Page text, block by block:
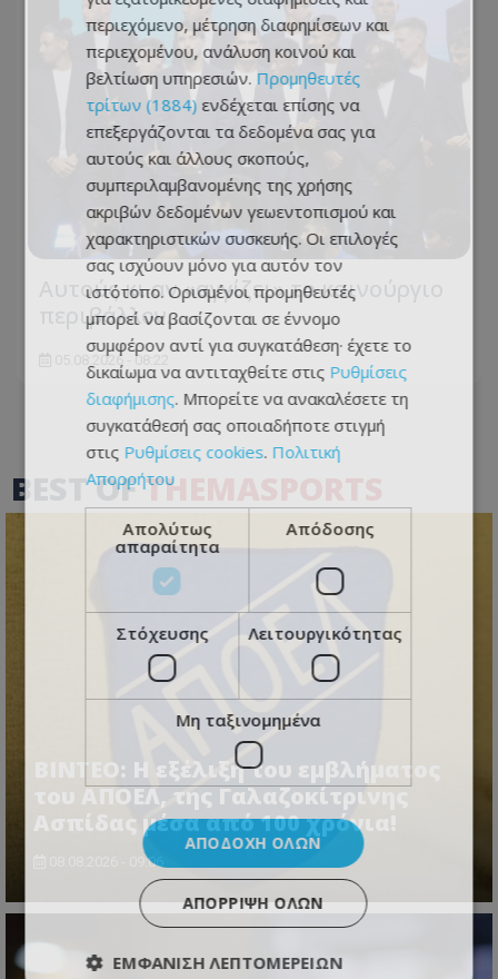
Αυτούς κι αν «αγγίζει» το καινούργιο
περιβάλλον…
05.08.2026 - 08:22
BEST OFTHEMASPORTS
ΒΙΝΤΕΟ: Η εξέλιξη του εμβλήματος
του ΑΠΟΕΛ, της Γαλαζοκίτρινης
Ασπίδας μέσα από 100 χρόνια!
08.08.2026 - 09:06
περιεχόμενο, μέτρηση διαφημίσεων και
περιεχομένου, ανάλυση κοινού και
βελτίωση υπηρεσιών. Προμηθευτές
τρίτων (1884) ενδέχεται επίσης να
επεξεργάζονται τα δεδομένα σας για
αυτούς και άλλους σκοπούς,
συμπεριλαμβανομένης της χρήσης
ακριβών δεδομένων γεωεντοπισμού και
χαρακτηριστικών συσκευής. Οι επιλογές
σας ισχύουν μόνο για αυτόν τον
ιστότοπο. Ορισμένοι προμηθευτές
μπορεί να βασίζονται σε έννομο
συμφέρον αντί για συγκατάθεση· έχετε το
δικαίωμα να αντιταχθείτε στις Ρυθμίσεις
διαφήμισης. Μπορείτε να ανακαλέσετε τη
συγκατάθεσή σας οποιαδήποτε στιγμή
στις Ρυθμίσεις cookies. Πολιτική
Απορρήτου
Απολύτως
απαραίτητα
Απόδοσης
Στόχευσης Λειτουργικότητας
Μη ταξινομημένα
ΑΠΟΔΟΧΉ ΌΛΩΝ
ΑΠΌΡΡΙΨΗ ΌΛΩΝ
ΕΜΦΆΝΙΣΗ ΛΕΠΤΟΜΕΡΕΙΏΝ